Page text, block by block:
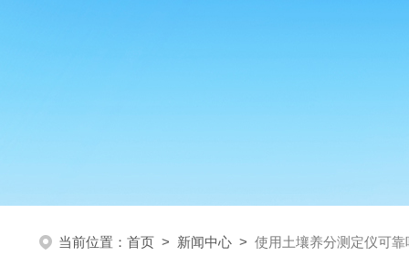
当前位置： 首页 > 新闻中心 > 使用土壤养分测定仪可靠